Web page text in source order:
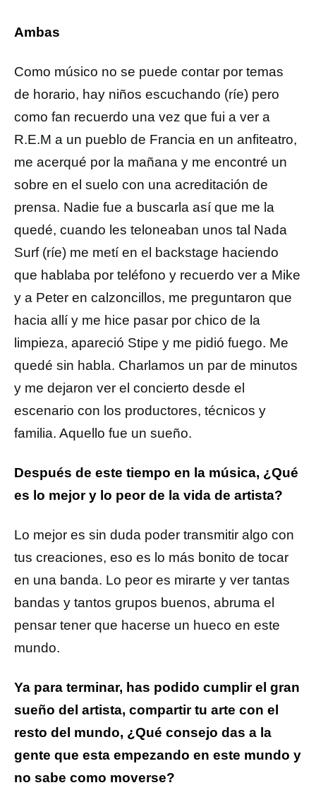
Ambas
Como músico no se puede contar por temas
de horario, hay niños escuchando (ríe) pero
como fan recuerdo una vez que fui a ver a
R.E.M a un pueblo de Francia en un anfiteatro,
me acerqué por la mañana y me encontré un
sobre en el suelo con una acreditación de
prensa. Nadie fue a buscarla así que me la
quedé, cuando les teloneaban unos tal Nada
Surf (ríe) me metí en el backstage haciendo
que hablaba por teléfono y recuerdo ver a Mike
y a Peter en calzoncillos, me preguntaron que
hacia allí y me hice pasar por chico de la
limpieza, apareció Stipe y me pidió fuego. Me
quedé sin habla. Charlamos un par de minutos
y me dejaron ver el concierto desde el
escenario con los productores, técnicos y
familia. Aquello fue un sueño.
Después de este tiempo en la música, ¿Qué
es lo mejor y lo peor de la vida de artista?
Lo mejor es sin duda poder transmitir algo con
tus creaciones, eso es lo más bonito de tocar
en una banda. Lo peor es mirarte y ver tantas
bandas y tantos grupos buenos, abruma el
pensar tener que hacerse un hueco en este
mundo.
Ya para terminar, has podido cumplir el gran
sueño del artista, compartir tu arte con el
resto del mundo, ¿Qué consejo das a la
gente que esta empezando en este mundo y
no sabe como moverse?